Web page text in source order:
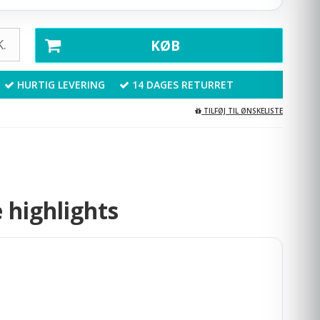
KØB
HURTIG LEVERING 14 DAGES RETURRET
TILFØJ TIL ØNSKELISTE
highlights